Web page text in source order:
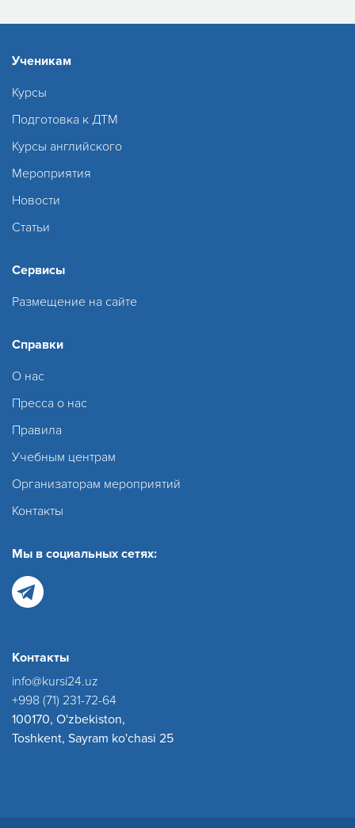
Ученикам
Курсы
Подготовка к ДТМ
Курсы английского
Мероприятия
Новости
Статьи
Сервисы
Размещение на сайте
Справки
О нас
Пресса о нас
Правила
Учебным центрам
Организаторам мероприятий
Контакты
Мы в социальных сетях:
Контакты
info@kursi24.uz
+998 (71) 231-72-64
100170, O'zbekiston,
Toshkent, Sayram ko'chasi 25